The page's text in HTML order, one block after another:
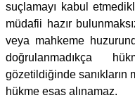
suçlamayı kabul
müdafii hazır
veya mahkeme
doğrulanmadıkça
gözetildiğinde sanıkların
hükme esas alınamaz.